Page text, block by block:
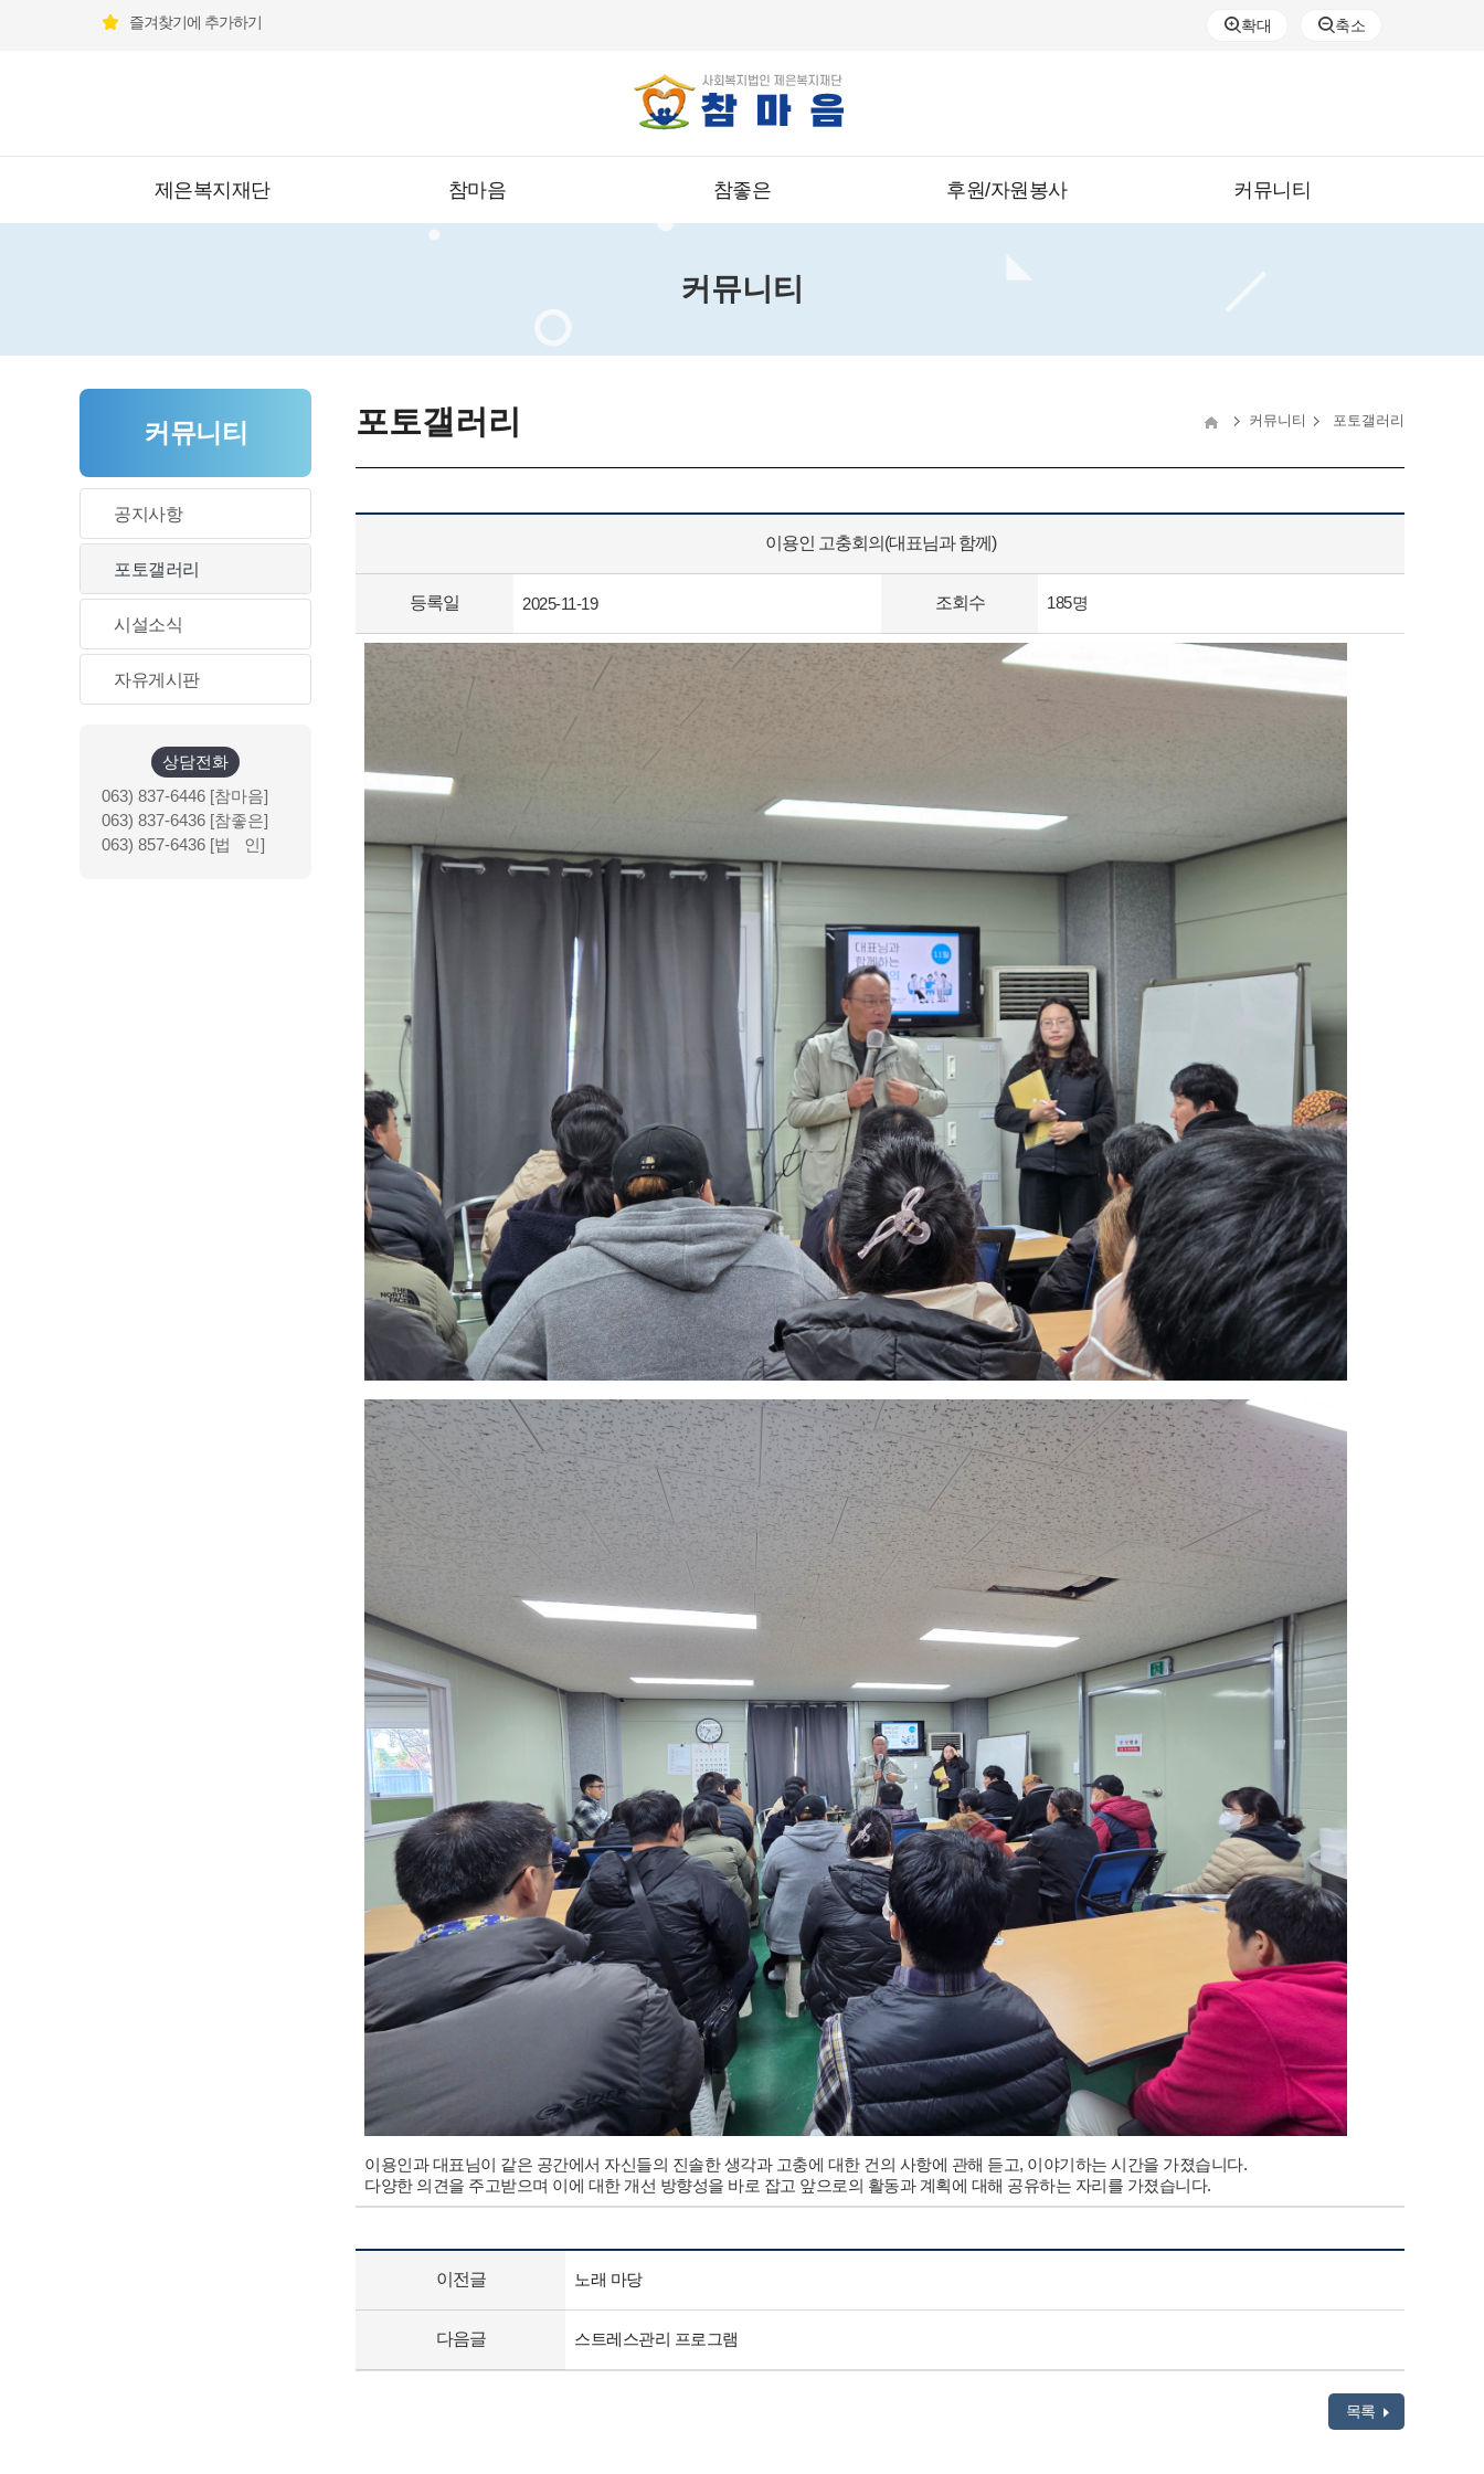
즐겨찾기에 추가하기 확대 축소
제은복지재단 참마음 참좋은 후원/자원봉사 커뮤니티
커뮤니티
커뮤니티
공지사항
포토갤러리
시설소식
자유게시판
상담전화
063) 837-6446 [참마음]
063) 837-6436 [참좋은]
063) 857-6436 [법 인]
포토갤러리 커뮤니티 포토갤러리
이용인 고충회의(대표님과 함께)
등록일 2025-11-19 조회수 185명
이용인과 대표님이 같은 공간에서 자신들의 진솔한 생각과 고충에 대한 건의 사항에 관해 듣고, 이야기하는 시간을 가졌습니다.
다양한 의견을 주고받으며 이에 대한 개선 방향성을 바로 잡고 앞으로의 활동과 계획에 대해 공유하는 자리를 가졌습니다.
이전글 노래 마당
다음글 스트레스관리 프로그램
목록